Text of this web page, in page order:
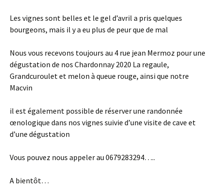
Les vignes sont belles et le gel d’avril a pris quelques
bourgeons, mais il y a eu plus de peur que de mal
Nous vous recevons toujours au 4 rue jean Mermoz pour une
dégustation de nos Chardonnay 2020 La regaule,
Grandcuroulet et melon à queue rouge, ainsi que notre
Macvin
il est également possible de réserver une randonnée
œnologique dans nos vignes suivie d’une visite de cave et
d’une dégustation
Vous pouvez nous appeler au 0679283294…..
A bientôt…